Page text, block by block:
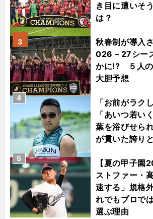
き目に遭いそ
は？
秋春制が導入
026－27シー
かに!? ５人の
大胆予想
3
「お前がラク
「あいつ若い
葉を浴びせら
が貫いた誇り
4
【夏の甲子園
ストファー・
速する」規格
れでもプロで
選ぶ理由
5